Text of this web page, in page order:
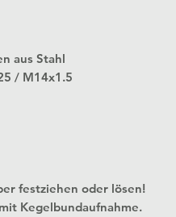
aus Stahl
/ M14x1.5
festziehen oder lösen!
Kegelbundaufnahme.